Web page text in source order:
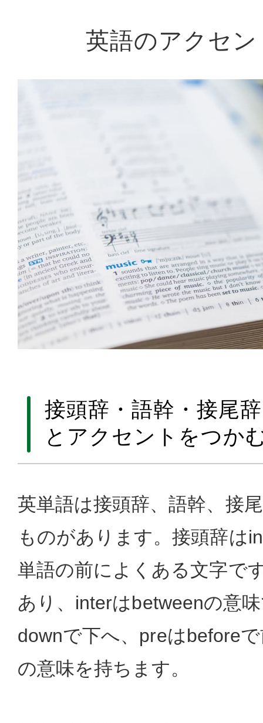
英語のアクセ
接頭辞・語幹・接尾
とアクセントをつか
英単語は接頭辞、語幹、接
ものがあります。接頭辞は
単語の前によくある文字で
あり、interはbetweenの意
downで下へ、preはbefore
の意味を持ちます。